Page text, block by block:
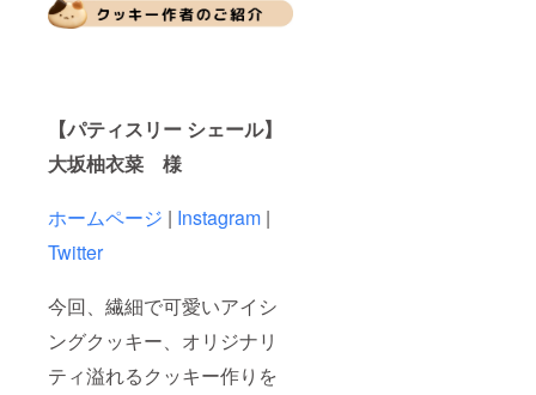
【パティスリー シェール】
大坂柚衣菜 様
ホームページ | Instagram |
Twitter
今回、繊細で可愛いアイシ
ングクッキー、オリジナリ
ティ溢れるクッキー作りを